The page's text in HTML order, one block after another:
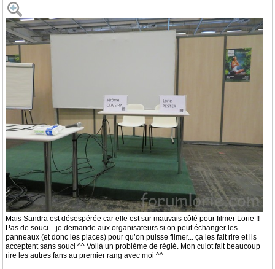
Mais Sandra est désespérée car elle est sur mauvais côté pour filmer Lorie !!
Pas de souci... je demande aux organisateurs si on peut échanger les
panneaux (et donc les places) pour qu’on puisse filmer... ça les fait rire et ils
acceptent sans souci ^^ Voilà un problème de réglé. Mon culot fait beaucoup
rire les autres fans au premier rang avec moi ^^